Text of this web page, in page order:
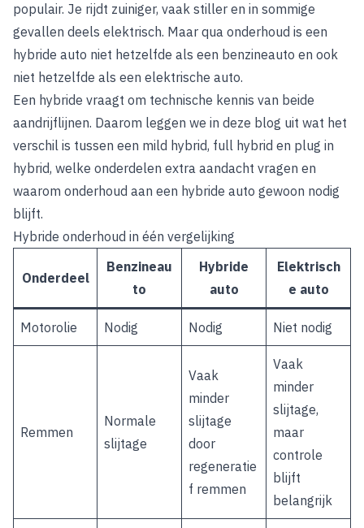
populair. Je rijdt zuiniger, vaak stiller en in sommige
gevallen deels elektrisch. Maar qua onderhoud is een
hybride auto niet hetzelfde als een benzineauto en ook
niet hetzelfde als een elektrische auto.
Een hybride vraagt om technische kennis van beide
aandrijflijnen. Daarom leggen we in deze blog uit wat het
verschil is tussen een mild hybrid, full hybrid en plug in
hybrid, welke onderdelen extra aandacht vragen en
waarom onderhoud aan een hybride auto gewoon nodig
blijft.
Hybride onderhoud in één vergelijking
Onderdeel
Benzineau
to
Hybride
auto
Elektrisch
e auto
Motorolie Nodig Nodig Niet nodig
Remmen
Normale
slijtage
Vaak
minder
slijtage
door
regeneratie
f remmen
Vaak
minder
slijtage,
maar
controle
blijft
belangrijk